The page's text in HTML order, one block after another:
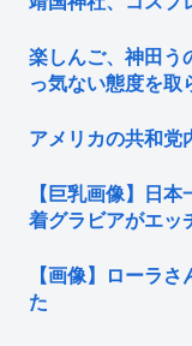
楽しんご、神田う
っ気ない態度を取
アメリカの共和党
【巨乳画像】日
着グラビアがエッ
【画像】ローラ
た